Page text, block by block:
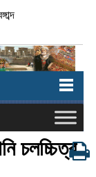
চলচ্চিত্র